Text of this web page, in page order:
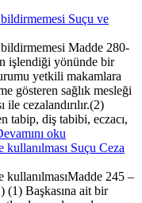
bildirmemesi Suçu ve
bildirmemesi Madde 280-
işlendiği yönünde bir
yetkili makamlara
gösteren sağlık mesleği
ile cezalandırılır.(2)
tabip, diş tabibi, eczacı,
oku
Suçu Ceza
kullanılmasıMadde 245 –
Başkasına ait bir